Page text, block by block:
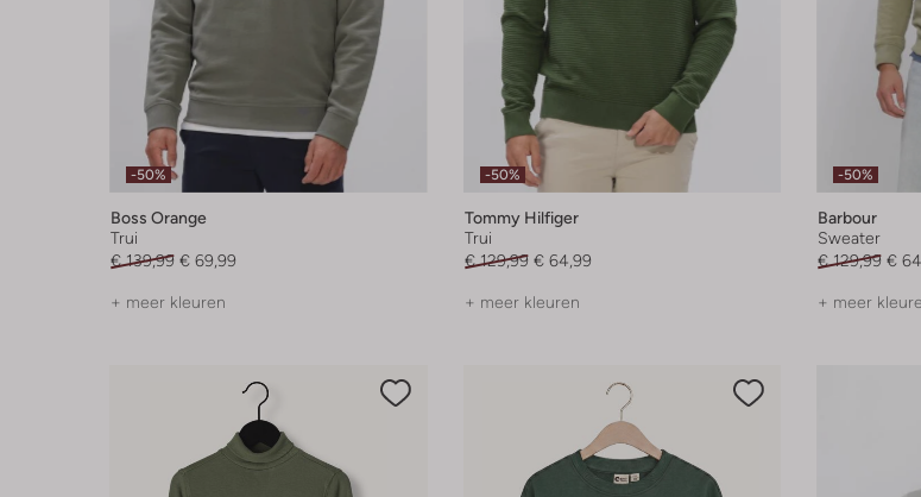
-50%
Boss Orange
Trui
€ 139,99 € 69,99
+ meer kleuren
-50%
Tommy Hilfiger
Trui
€ 129,99 € 64,99
+ meer kleuren
-50%
Barbour
Sweater
€ 129,99 €
+ meer